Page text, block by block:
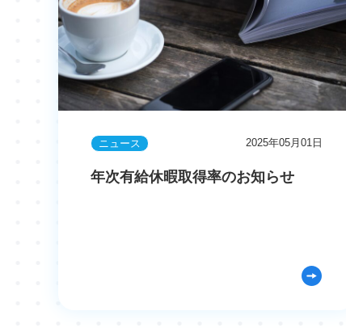
ニュース 2025年05月01日
年次有給休暇取得率のお知らせ